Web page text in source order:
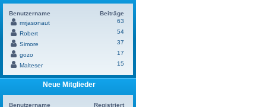
Benutzername
Beiträge
mrjasonaut
63
Robert
54
Simore
37
gozo
17
Malteser
15
Neue Mitglieder
Benutzername Registriert